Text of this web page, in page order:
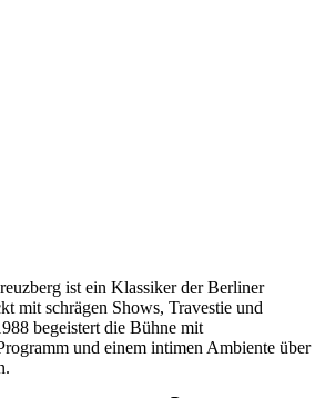
ist ein Klassiker der Berliner
mit schrägen Shows, Travestie und
begeistert die Bühne mit
und einem intimen Ambiente über